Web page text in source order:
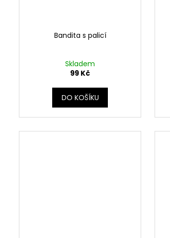
Bandita s palicí
Skladem
99 Kč
DO KOŠÍKU